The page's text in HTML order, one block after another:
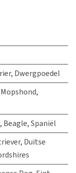
Dwergpoedel
Beagle, Spaniël
Duitse